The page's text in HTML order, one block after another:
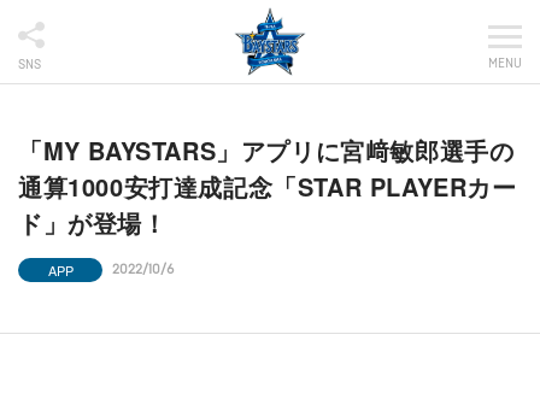
SNS MENU
「MY BAYSTARS」アプリに宮﨑敏郎選手の
通算1000安打達成記念「STAR PLAYERカー
ド」が登場！
APP 2022/10/6